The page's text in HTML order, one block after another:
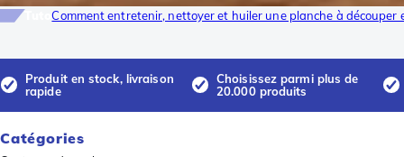
TutoComment entretenir, nettoyer et huiler une planche à découper
Produit en stock, livraison
rapide
Choisissez parmi plus de
20.000 produits
Catégories